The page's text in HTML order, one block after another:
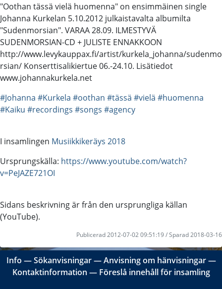
"Oothan tässä vielä huomenna" on ensimmäinen single
Johanna Kurkelan 5.10.2012 julkaistavalta albumilta
"Sudenmorsian". VARAA 28.09. ILMESTYVÄ
SUDENMORSIAN-CD + JULISTE ENNAKKOON
http://www.levykauppax.fi/artist/kurkela_johanna/sudenmo
rsian/ Konserttisalikiertue 06.-24.10. Lisätiedot
www.johannakurkela.net
#Johanna #Kurkela #oothan #tässä #vielä #huomenna
#Kaiku #recordings #songs #agency
I insamlingen Musiikkikeräys 2018
Ursprungskälla: https://www.youtube.com/watch?
v=PeJAZE721OI
Sidans beskrivning är från den ursprungliga källan
(YouTube).
Publicerad 2012-07-02 09:51:19 / Sparad 2018-03-16
Info ―Sökanvisningar―Anvisning om hänvisningar―
Kontaktinformation ― Föreslå innehåll för insamling